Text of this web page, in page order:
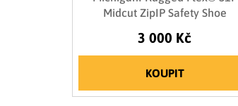
Midcut ZipIP Safety Shoe
3 000 Kč
KOUPIT